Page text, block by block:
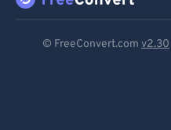
© FreeConvert.com v2.30